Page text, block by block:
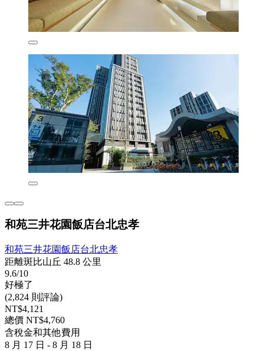
和苑三井花園飯店台北忠孝
和苑三井花園飯店台北忠孝
距離斑比山丘 48.8 公里
9.6/10
好極了
(2,824 則評論)
NT$4,121
總價 NT$4,760
含稅金和其他費用
8 月 17 日 - 8 月 18 日